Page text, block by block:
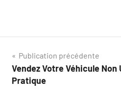
Navigation
de
Publication précédente
Vendez Votre Véhicule Non
Pratique